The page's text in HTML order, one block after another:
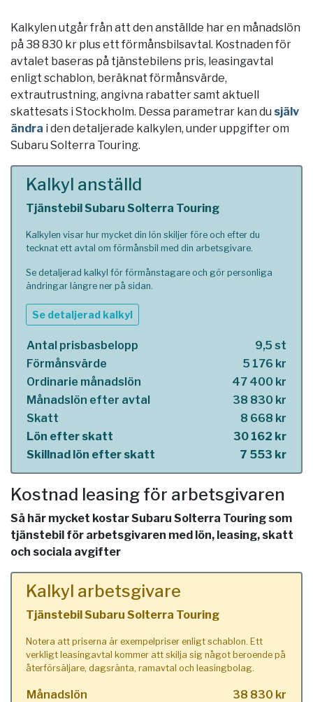
Kalkylen utgår från att den anställde har en månadslön
på 38 830 kr plus ett förmånsbilsavtal. Kostnaden för
avtalet baseras på tjänstebilens pris, leasingavtal
enligt schablon, beräknat förmånsvärde,
extrautrustning, angivna rabatter samt aktuell
skattesats i Stockholm. Dessa parametrar kan du själv
ändra i den detaljerade kalkylen, under uppgifter om
Subaru Solterra Touring.
Kalkyl anställd
Tjänstebil Subaru Solterra Touring
Kalkylen visar hur mycket din lön skiljer före och efter du
tecknat ett avtal om förmånsbil med din arbetsgivare.
Se detaljerad kalkyl för förmånstagare och gör personliga
ändringar längre ner på sidan.
Se detaljerad kalkyl
Antal prisbasbelopp
9,5 st
Förmånsvärde
5 176 kr
Ordinarie månadslön
47 400 kr
Månadslön efter avtal
38 830 kr
Skatt
8 668 kr
Lön efter skatt
30 162 kr
Skillnad lön efter skatt
7 553 kr
Kostnad leasing för arbetsgivaren
Så här mycket kostar Subaru Solterra Touring som
tjänstebil för arbetsgivaren med lön, leasing, skatt
och sociala avgifter
Kalkyl arbetsgivare
Tjänstebil Subaru Solterra Touring
Notera att priserna är exempelpriser enligt schablon. Ett
verkligt leasingavtal kommer att skilja sig något beroende på
återförsäljare, dagsränta, ramavtal och leasingbolag.
Månadslön
38 830 kr